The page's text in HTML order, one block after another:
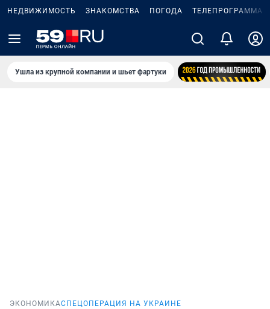
НЕДВИЖИМОСТЬ ЗНАКОМСТВА ПОГОДА ТЕЛЕПРОГРАММА
Ушла из крупной компании и шьет фартуки
ЭКОНОМИКАСПЕЦОПЕРАЦИЯ НА УКРАИНЕ